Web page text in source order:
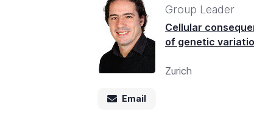
Group Leader
Cellular
of genetic
Zurich
Email